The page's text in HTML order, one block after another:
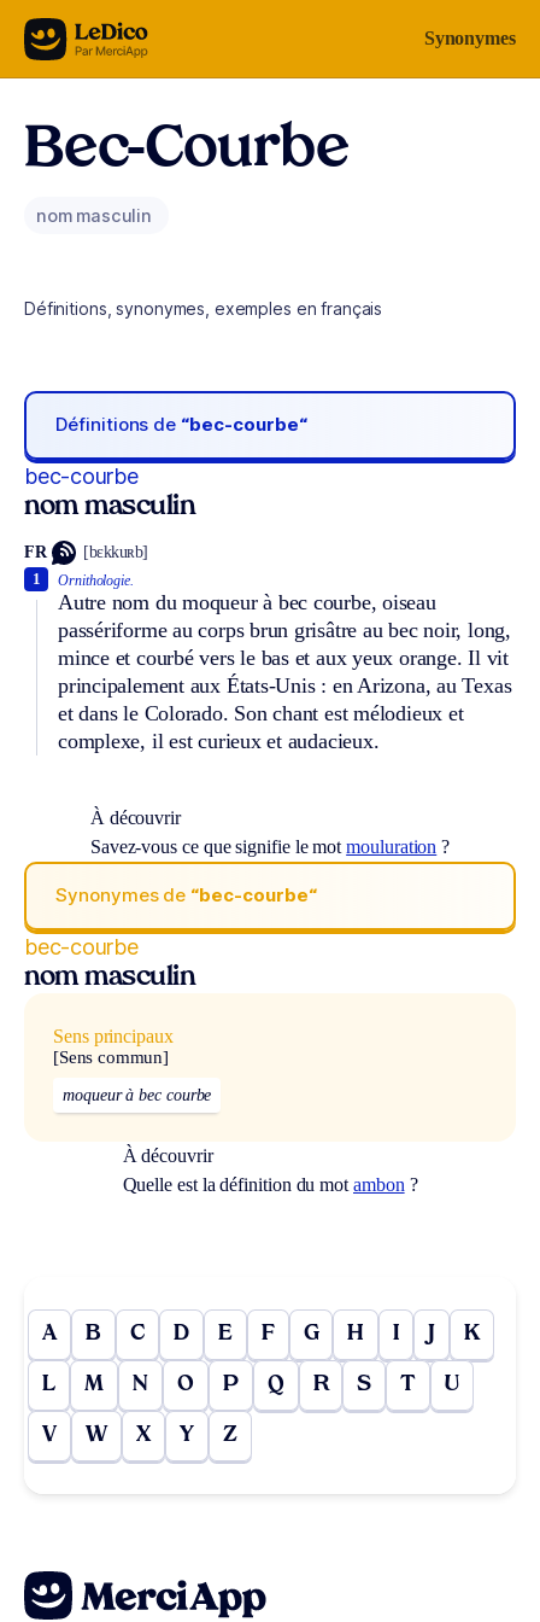
Aller au contenu Synonymes
Bec-Courbe
nom masculin
Définitions, synonymes, exemples en français
Définitions de “bec-courbe“
bec-courbe
nom masculin
FR [bɛkkuʀb]
Ornithologie.
Autre nom du moqueur à bec courbe, oiseau
passériforme au corps brun grisâtre au bec noir, long,
mince et courbé vers le bas et aux yeux orange. Il vit
principalement aux États-Unis : en Arizona, au Texas
et dans le Colorado. Son chant est mélodieux et
complexe, il est curieux et audacieux.
1
À découvrir
Savez-vous ce que signifie le motmouluration ?
Synonymes de “bec-courbe“
bec-courbe
nom masculin
Sens principaux
[Sens commun]
moqueur à bec courbe
À découvrir
Quelle est la définition du mot ambon ?
A B C D E F G H I J K
L M N O P Q R S T U
V W X Y Z